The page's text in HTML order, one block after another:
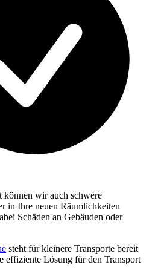
können wir auch schwere
in Ihre neuen Räumlichkeiten
Schäden an Gebäuden oder
steht für kleinere Transporte bereit
effiziente Lösung für den Transport